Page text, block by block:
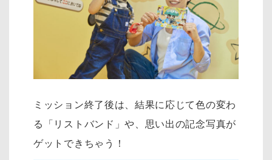
ミッション終了後は、結果に応じて色の変わ
る「リストバンド」や、思い出の記念写真が
ゲットできちゃう！